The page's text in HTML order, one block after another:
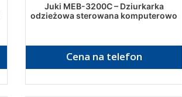
Juki MEB-3200C – Dziurkarka
odzieżowa sterowana komputerowo
Cena na telefon